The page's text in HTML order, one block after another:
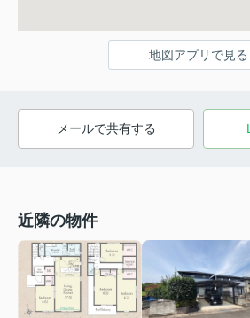
地図アプリで見る
メールで共有する
近隣の物件